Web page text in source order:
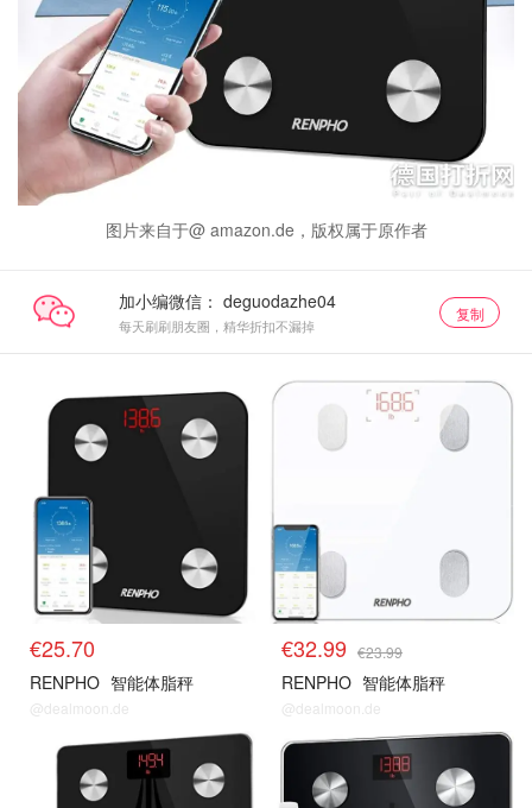
图片来自于@ amazon.de，版权属于原作者
加小编微信：
每天刷刷朋友圈，精华折扣不漏掉
复制
€25.70
RENPHO 智能体脂秤
@dealmoon.de
€32.99 €23.99
RENPHO 智能体脂秤
@dealmoon.de